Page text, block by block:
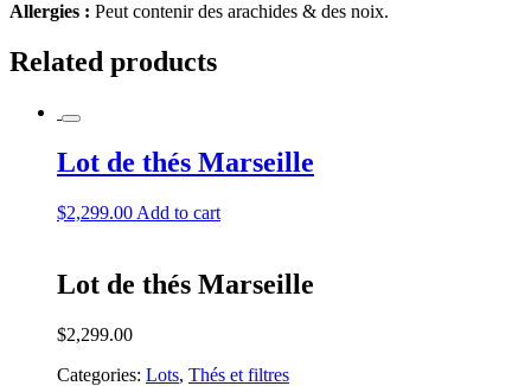
Allergies : Peut contenir des arachides & des noix.
Related products
Lot de thés Marseille
$2,299.00 Add to cart
Lot de thés Marseille
$2,299.00
Categories: Lots, Thés et filtres